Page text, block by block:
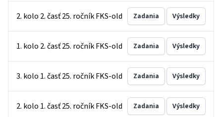
2. kolo 2. časť 25. ročník FKS-old Zadania Výsledky
1. kolo 2. časť 25. ročník FKS-old Zadania Výsledky
3. kolo 1. časť 25. ročník FKS-old Zadania Výsledky
2. kolo 1. časť 25. ročník FKS-old Zadania Výsledky